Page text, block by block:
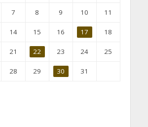
7 8 9 10 11
14 15 16 17 18
21 22 23 24 25
28 29 30 31